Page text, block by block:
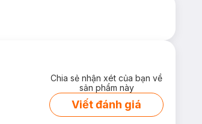
Chia sẻ nhận xét của bạn về
sản phẩm này
Viết đánh giá